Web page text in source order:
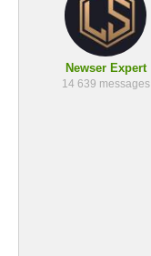
Newser Expert
14 639 messages